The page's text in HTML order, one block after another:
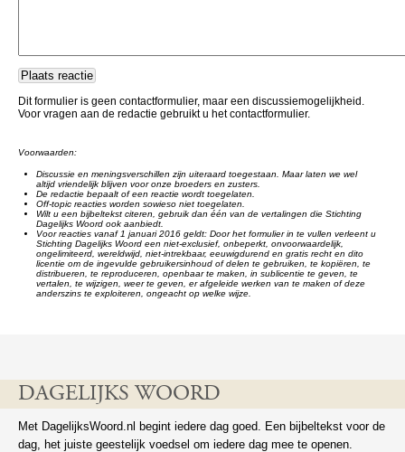
Dit formulier is geen contactformulier, maar een discussiemogelijkheid.
Voor vragen aan de redactie gebruikt u het contactformulier.
Voorwaarden:
Discussie en meningsverschillen zijn uiteraard toegestaan. Maar laten we wel
altijd vriendelijk blijven voor onze broeders en zusters.
De redactie bepaalt of een reactie wordt toegelaten.
Off-topic reacties worden sowieso niet toegelaten.
Wilt u een bijbeltekst citeren, gebruik dan één van de vertalingen die Stichting
Dagelijks Woord ook aanbiedt.
Voor reacties vanaf 1 januari 2016 geldt: Door het formulier in te vullen verleent u
Stichting Dagelijks Woord een niet-exclusief, onbeperkt, onvoorwaardelijk,
ongelimiteerd, wereldwijd, niet-intrekbaar, eeuwigdurend en gratis recht en dito
licentie om de ingevulde gebruikersinhoud of delen te gebruiken, te kopiëren, te
distribueren, te reproduceren, openbaar te maken, in sublicentie te geven, te
vertalen, te wijzigen, weer te geven, er afgeleide werken van te maken of deze
anderszins te exploiteren, ongeacht op welke wijze.
DAGELIJKS WOORD
Met DagelijksWoord.nl begint iedere dag goed. Een bijbeltekst voor de
dag, het juiste geestelijk voedsel om iedere dag mee te openen.